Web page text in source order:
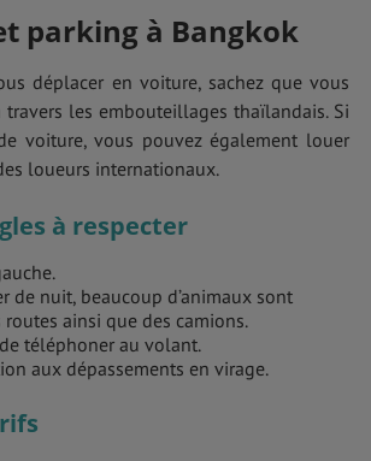
parking à Bangkok
déplacer en voiture, sachez que vous
travers les embouteillages thaïlandais. Si
voiture, vous pouvez également louer
loueurs internationaux.
à respecter
de nuit, beaucoup d’animaux sont
routes ainsi que des camions.
téléphoner au volant.
aux dépassements en virage.